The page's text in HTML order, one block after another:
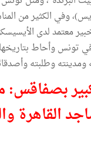
وفي الكثير من
معتمد لدى
وأحاط بتاريخها
وطلبته
القاهرة